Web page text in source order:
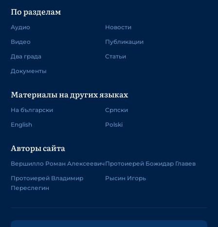
По разделам
Аудио
Видео
Два града
Документы
Новости
Публикации
Статьи
Материалы на других языках
На български
English
Српски
Polski
Авторы сайта
Вершилло Роман Алексеевич
Протоиерей Владимир
Переслегин
Протоиерей Божидар Главев
Рысин Игорь